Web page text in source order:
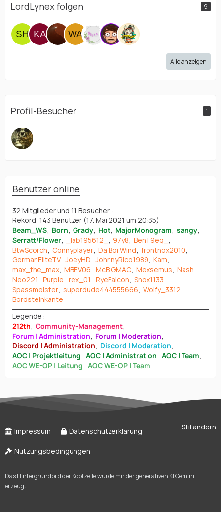
LordLynex folgen 9
Alle anzeigen
Profil-Besucher 1
Benutzer online
32 Mitglieder und 11 Besucher
Rekord: 143 Benutzer (17. Mai 2021 um 20:35)
Beam_WS Born Grady Hot MajorMonogram sangy
Serratt/Flower
_lab195612_ 97y8 Ben | 9eq_
BtwScorch
Connyplayer Da Boi Wind frontnox2010
GermanEliteTV JoeyHD JohnnyRico1989 Kam
max_the_max MBEV06 McBIGMAC Mexsemus Nash
Neo221
Purple rex_01 RyeFalcon Snox1133
Spassmeister superdude444555666 Wolfy_3312
Bordsteinkante
Legende
212th Community-Management
Forum | Administration
Forum | Moderation
Discord | Administration
Discord | Moderation
AOC | Projektleitung AOC | Administration AOC | Team
AOC WE-OP | Leitung AOC WE-OP | Team
Stil ändern
Impressum Datenschutzerklärung
Nutzungsbedingungen
Das Hintergrundbild der Kopfzeile wurde mir der generativen KI Gemini
erzeugt.